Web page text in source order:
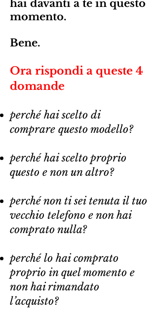
hai davanti a te in questo
momento.
Bene.
Ora rispondi a queste 4
domande
perché hai scelto di
comprare questo modello?
perché hai scelto proprio
questo e non un altro?
perché non ti sei tenuta il tuo
vecchio telefono e non hai
comprato nulla?
perché lo hai comprato
proprio in quel momento e
non hai rimandato
l’acquisto?